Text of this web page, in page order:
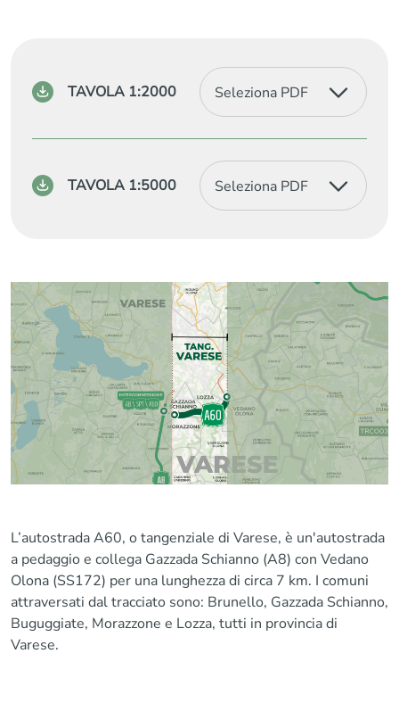
TAVOLA 1:2000
072 PP 002 A
D AM V1A00 MT01
072 PP 004 A
D AM V1A00 MT01
072 PP 005 A
D AM V1C03 MT01
072 PP 001 A
D AM V2000 MT00
072 PP 001 A
D AM V2000 MT00
072 PP 002 A
D AM V2000 MT00
072 PP 004 A
D AM V2000 MT00
072 PP 005 A
TAVOLA 1:5000
000 FI 001 A
D GE V1A00 GE00
000 FI 002 A
L’autostrada A60, o tangenziale di Varese, è un'autostrada
a pedaggio e collega Gazzada Schianno (A8) con Vedano
Olona (SS172) per una lunghezza di circa 7 km. I comuni
attraversati dal tracciato sono: Brunello, Gazzada Schianno,
Buguggiate, Morazzone e Lozza, tutti in provincia di
Varese.